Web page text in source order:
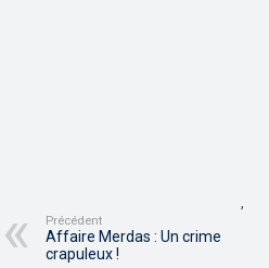
,
Précédent
Affaire Merdas : Un crime
crapuleux !